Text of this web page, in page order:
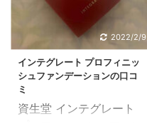
はカットしてくれるフェ
イスパウダーです。 5種
類のうるおい成分が配合
されていて、カラーバリ
エーションは2色ありま
す。 セザンヌ うるふわ
仕上げパウダーのツヤ肌
2022/2/9
インテグレート プロフィニッ
シュファンデーションの口コ
ミ
資生堂 インテグレート